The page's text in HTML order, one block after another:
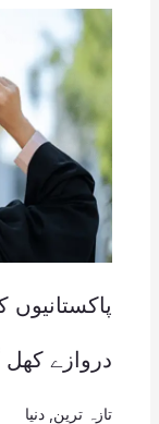
دروازے کھل
تازہ ترین دنیا